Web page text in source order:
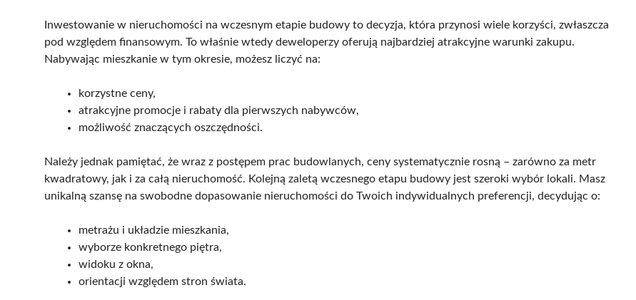
Inwestowanie w nieruchomości na wczesnym etapie budowy to decyzja, która przynosi wiele korzyści, zwłaszcza
pod względem finansowym. To właśnie wtedy deweloperzy oferują najbardziej atrakcyjne warunki zakupu.
Nabywając mieszkanie w tym okresie, możesz liczyć na:
korzystne ceny,
atrakcyjne promocje i rabaty dla pierwszych nabywców,
możliwość znaczących oszczędności.
Należy jednak pamiętać, że wraz z postępem prac budowlanych, ceny systematycznie rosną – zarówno za metr
kwadratowy, jak i za całą nieruchomość. Kolejną zaletą wczesnego etapu budowy jest szeroki wybór lokali. Masz
unikalną szansę na swobodne dopasowanie nieruchomości do Twoich indywidualnych preferencji, decydując o:
metrażu i układzie mieszkania,
wyborze konkretnego piętra,
widoku z okna,
orientacji względem stron świata.